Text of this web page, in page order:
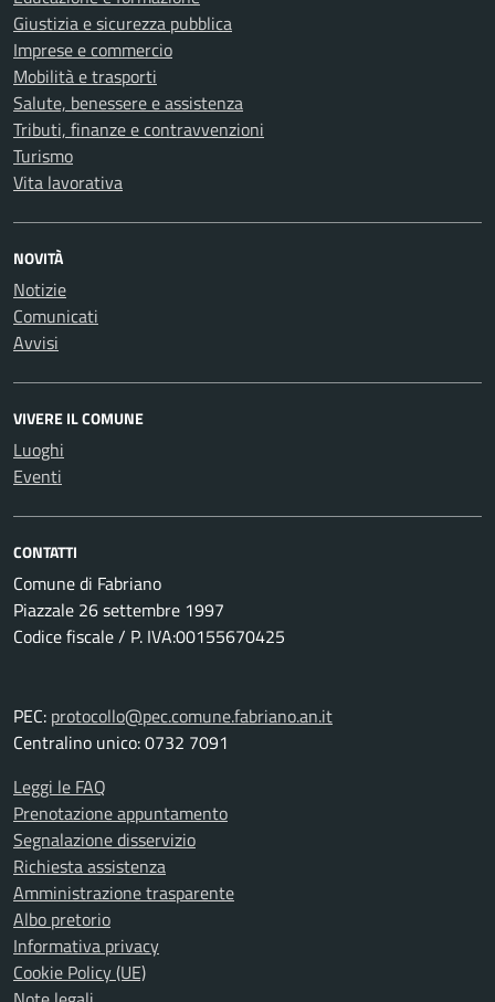
Giustizia e sicurezza pubblica
Imprese e commercio
Mobilità e trasporti
Salute, benessere e assistenza
Tributi, finanze e contravvenzioni
Turismo
Vita lavorativa
NOVITÀ
Notizie
Comunicati
Avvisi
VIVERE IL COMUNE
Luoghi
Eventi
CONTATTI
Comune di Fabriano
Piazzale 26 settembre 1997
Codice fiscale / P. IVA:00155670425
PEC: protocollo@pec.comune.fabriano.an.it
Centralino unico: 0732 7091
Leggi le FAQ
Prenotazione appuntamento
Segnalazione disservizio
Richiesta assistenza
Amministrazione trasparente
Albo pretorio
Informativa privacy
Cookie Policy (UE)